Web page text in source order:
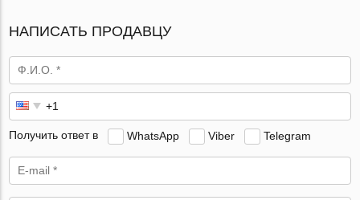
НАПИСАТЬ ПРОДАВЦУ
Получить ответ в WhatsApp Viber Telegram